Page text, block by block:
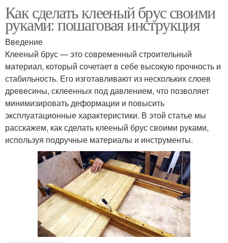
Как сделать клееный брус своими
руками: пошаговая инструкция
Введение
Клееный брус — это современный строительный
материал, который сочетает в себе высокую прочность и
стабильность. Его изготавливают из нескольких слоев
древесины, склеенных под давлением, что позволяет
минимизировать деформации и повысить
эксплуатационные характеристики. В этой статье мы
расскажем, как сделать клееный брус своими руками,
используя подручные материалы и инструменты.